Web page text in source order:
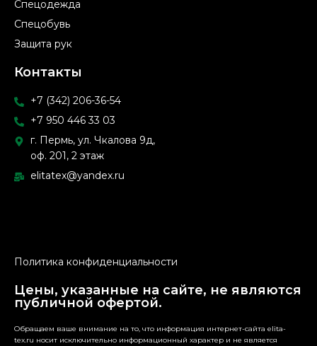
Спецодежда
Спецобувь
Защита рук
Контакты
+7 (342) 206-36-54
+7 950 446 33 03
г. Пермь, ул. Чкалова 9д,
оф. 201, 2 этаж
elitatex@yandex.ru
Политика конфиденциальности
Цены, указанные на сайте, не являются
публичной офертой.
Обращаем ваше внимание на то, что информация интернет-сайта elita-
tex.ru носит исключительно информационный характер и не является